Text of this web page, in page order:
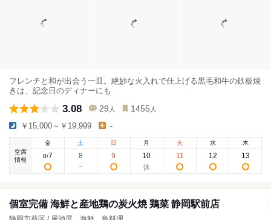
フレンチと和が出会う一皿。絶妙な火入れで仕上げる黒毛和牛の鉄板焼
きは、記念日のディナーにも
3.08 29 人 1455 人
￥15,000～￥19,999 -
空席
情報
金
8/7
土
8
日
9
月
10
火
11
水
12
木
13
個室完備 海鮮と産地鶏の炭火焼 鶏菜 静岡駅前店